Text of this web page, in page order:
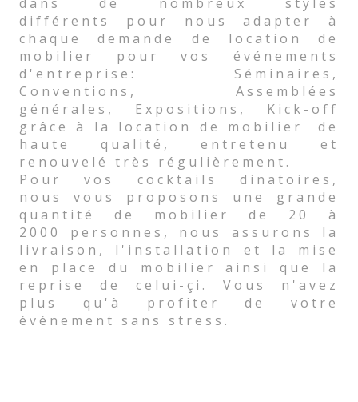
différents pour nous adapter à
chaque demande de location de
mobilier pour vos événements
d'entreprise: Séminaires,
Conventions, Assemblées
générales, Expositions, Kick-off
grâce à la location de mobilier de
haute qualité, entretenu et
renouvelé très régulièrement.
Pour vos cocktails dinatoires,
nous vous proposons une grande
quantité de mobilier de 20 à
2000 personnes, nous assurons la
livraison, l'installation et la mise
en place du mobilier ainsi que la
reprise de celui-çi. Vous n'avez
plus qu'à profiter de votre
événement sans stress.